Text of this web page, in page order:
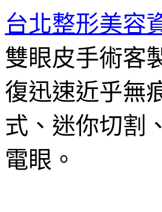
台北整形美容
雙眼皮手術客
復迅速近乎無
式、迷你切割
電眼。